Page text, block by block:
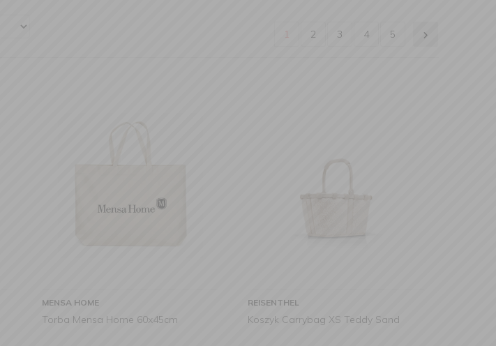
1 2 3 4 5
MENSA HOME
Torba Mensa Home 60x45cm
REISENTHEL
Koszyk Carrybag XS Teddy Sand